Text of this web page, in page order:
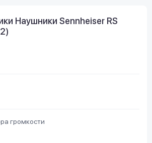
Наушники Sennheiser RS
громкости